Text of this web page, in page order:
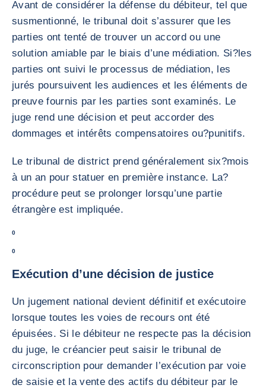
Avant de considérer la défense du débiteur, tel que
susmentionné, le tribunal doit s’assurer que les
parties ont tenté de trouver un accord ou une
solution amiable par le biais d’une médiation. Si?les
parties ont suivi le processus de médiation, les
jurés poursuivent les audiences et les éléments de
preuve fournis par les parties sont examinés. Le
juge rend une décision et peut accorder des
dommages et intérêts compensatoires ou?punitifs.
Le tribunal de district prend généralement six?mois
à un an pour statuer en première instance. La?
procédure peut se prolonger lorsqu’une partie
étrangère est impliquée.
0
0
Exécution d’une décision de justice
Un jugement national devient définitif et exécutoire
lorsque toutes les voies de recours ont été
épuisées. Si le débiteur ne respecte pas la décision
du juge, le créancier peut saisir le tribunal de
circonscription pour demander l’exécution par voie
de saisie et la vente des actifs du débiteur par le